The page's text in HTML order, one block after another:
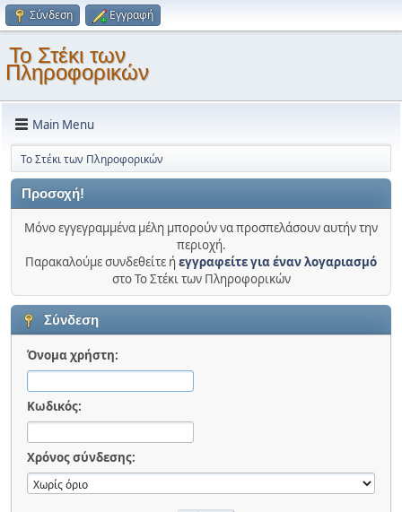
Σύνδεση Εγγραφή
Το Στέκι των
Πληροφορικών
Main Menu
Το Στέκι των Πληροφορικών
Προσοχή!
Μόνο εγγεγραμμένα μέλη μπορούν να προσπελάσουν αυτήν την
περιοχή.
Παρακαλούμε συνδεθείτε ήεγγραφείτε για έναν λογαριασμό
στο Το Στέκι των Πληροφορικών
Σύνδεση
Όνομα χρήστη:
Κωδικός:
Χρόνος σύνδεσης: